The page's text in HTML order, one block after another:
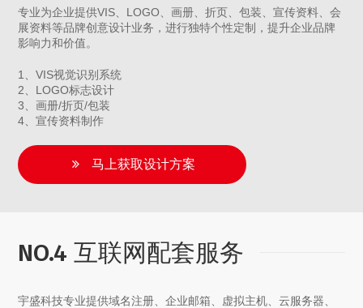
专业为企业提供VIS、LOGO、画册、折页、包装、宣传资料、会
展资料等品牌创意设计业务，进行独特个性定制，提升企业品牌
影响力和价值。
1、VIS视觉识别系统
2、LOGO标志设计
3、画册/折页/包装
4、宣传资料制作
马上获取设计方案
NO.4 互联网配套服务
宇盛科技专业提供域名注册、企业邮箱、虚拟主机、云服务器、